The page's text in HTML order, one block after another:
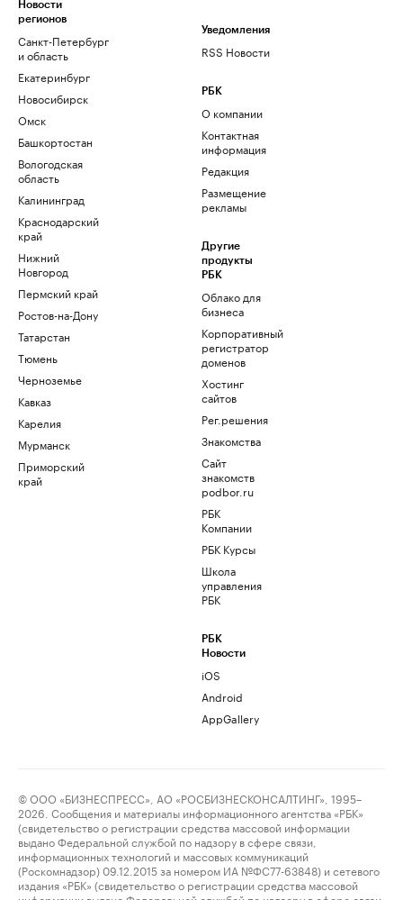
Новости
регионов
Санкт-Петербург
и область
Екатеринбург
Новосибирск
Омск
Башкортостан
Вологодская
область
Калининград
Краснодарский
край
Нижний
Новгород
Пермский край
Ростов-на-Дону
Татарстан
Тюмень
Черноземье
Кавказ
Карелия
Мурманск
Приморский
край
Уведомления
RSS Новости
РБК
О компании
Контактная
информация
Редакция
Размещение
рекламы
Другие
продукты
РБК
Облако для
бизнеса
Корпоративный
регистратор
доменов
Хостинг
сайтов
Рег.решения
Знакомства
Сайт
знакомств
podbor.ru
РБК
Компании
РБК Курсы
Школа
управления
РБК
РБК
Новости
iOS
Android
AppGallery
© ООО «БИЗНЕСПРЕСС», АО «РОСБИЗНЕСКОНСАЛТИНГ», 1995–
2026. Сообщения и материалы информационного агентства «РБК»
(свидетельство о регистрации средства массовой информации
выдано Федеральной службой по надзору в сфере связи,
информационных технологий и массовых коммуникаций
(Роскомнадзор) 09.12.2015 за номером ИА №ФС77-63848) и сетевого
издания «РБК» (свидетельство о регистрации средства массовой